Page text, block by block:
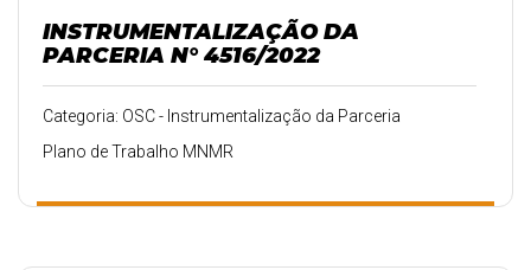
INSTRUMENTALIZAÇÃO DA
PARCERIA N° 4516/2022
Categoria: OSC - Instrumentalização da Parceria
Plano de Trabalho MNMR